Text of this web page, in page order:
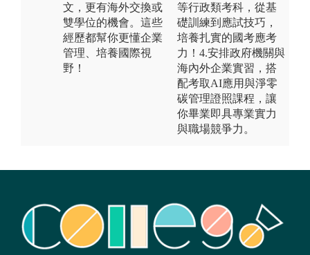
文，更有海外交換或
雙學位的機會。這些
經歷都幫你更懂企業
管理、培養國際視
野！
等行政類考科，從基
礎訓練到應試技巧，
培養扎實的國考應考
力！4.安排政府機關與
海內外企業實習，搭
配考取AI應用與淨零
碳管理證照課程，讓
你畢業即具專業實力
與職場競爭力。